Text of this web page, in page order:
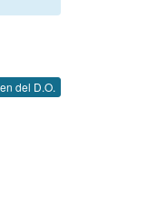
del D.O.